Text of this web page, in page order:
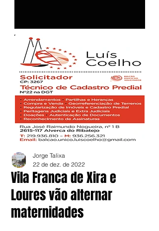
Vila Franca de Xira e
Loures vão alternar
maternidades
Jorge Talixa
22 de dez. de 2022